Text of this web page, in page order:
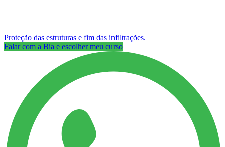
Proteção das estruturas e fim das infiltrações.
Falar com a Bia e escolher meu curso